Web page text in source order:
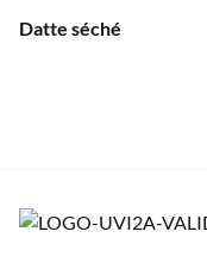
Datte séché